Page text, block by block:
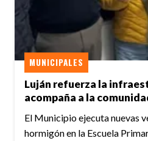
Luján refuerza la
acompaña a la
MUNICIPALES
El Municipio ejecuta nuevas
hormigón en la Escuela